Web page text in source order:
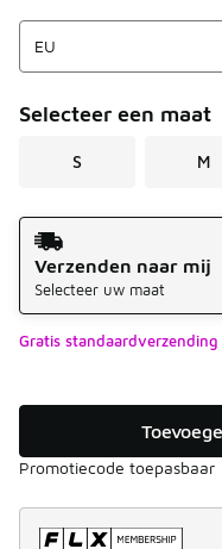
Selecteer een maat
S M
Verzendmethode
Verzenden naar mij
Selecteer uw maat
Gratis
Promotiecode toepasbaar